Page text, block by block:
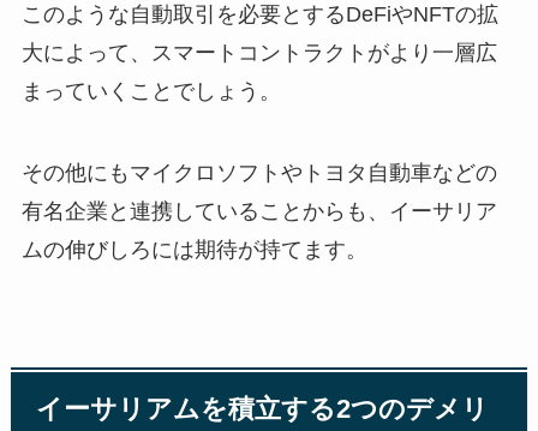
このような自動取引を必要とするDeFiやNFTの拡
大によって、スマートコントラクトがより一層広
まっていくことでしょう。
その他にもマイクロソフトやトヨタ自動車などの
有名企業と連携していることからも、イーサリア
ムの伸びしろには期待が持てます。
イーサリアムを積立する2つのデメリ